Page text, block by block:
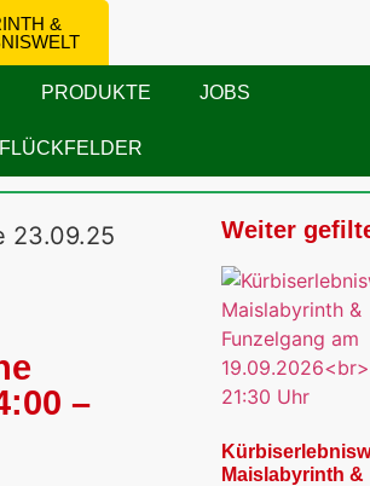
&
PRODUKTE JOBS
23.09.25
–
Weiter
Maislabyrinth &